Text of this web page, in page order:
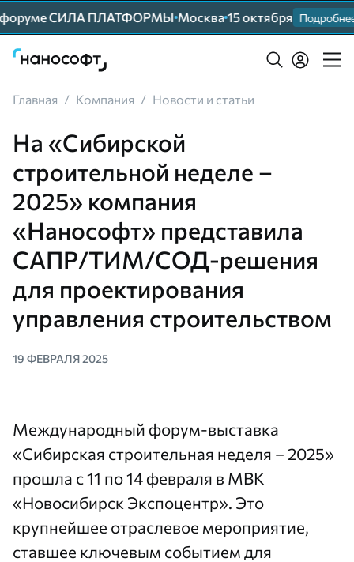
СИЛА ПЛАТФОРМЫ Москва 15 октября Подробнее
Главная / Компания / Новости и статьи
На «Сибирской
строительной неделе –
2025» компания
«Нанософт» представила
САПР/ТИМ/СОД-решения
для проектирования
управления строительством
19 ФЕВРАЛЯ 2025
Международный форум-выставка
«Сибирская строительная неделя – 2025»
прошла с 11 по 14 февраля в МВК
«Новосибирск Экспоцентр». Это
крупнейшее отраслевое мероприятие,
ставшее ключевым событием для